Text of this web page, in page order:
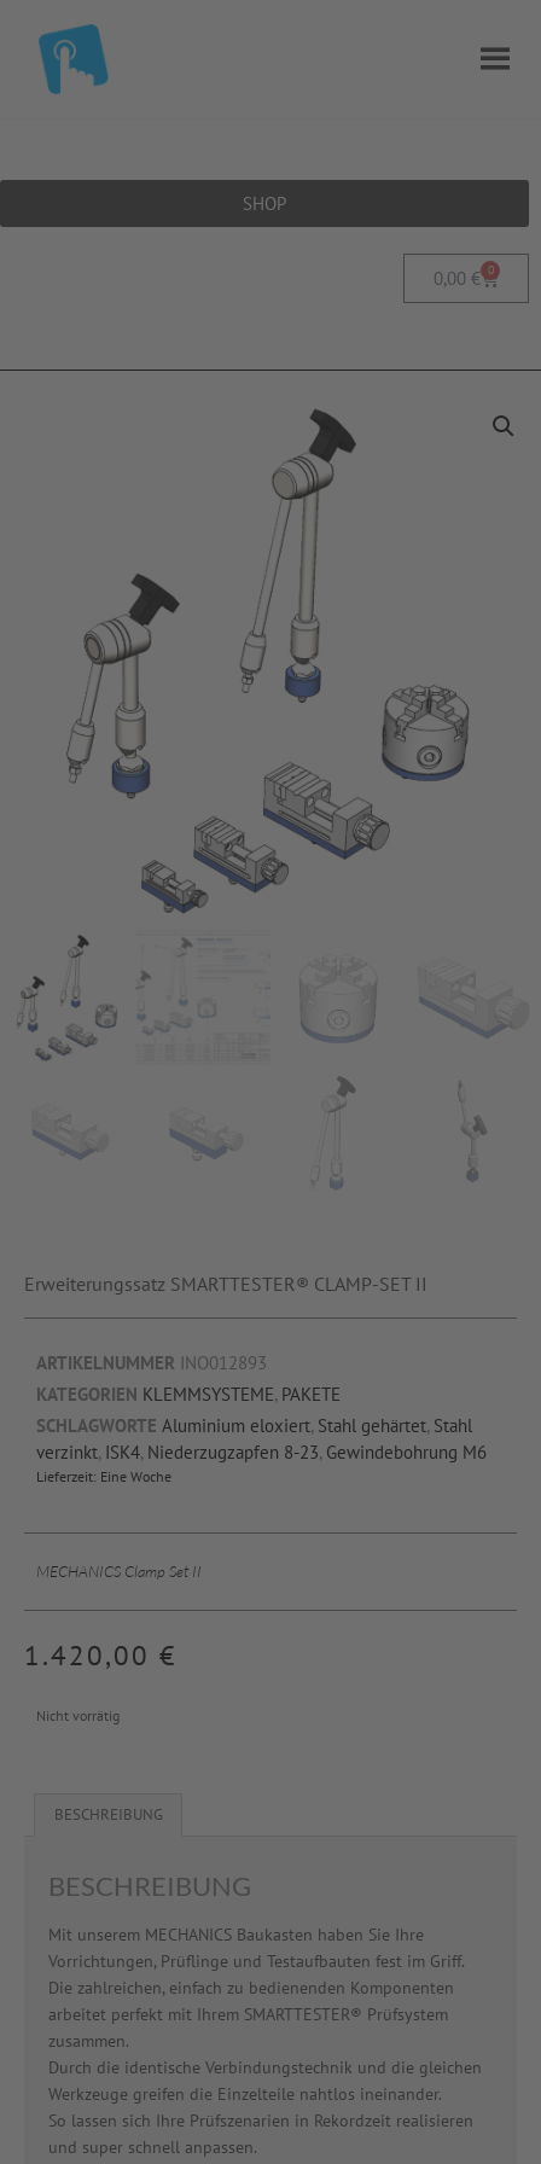
SHOP
0,00 € 0
Erweiterungssatz SMARTTESTER® CLAMP-SET II
ARTIKELNUMMER INO012893
KATEGORIEN KLEMMSYSTEME, PAKETE
SCHLAGWORTE Aluminium eloxiert, Stahl gehärtet, Stahl
verzinkt, ISK4, Niederzugzapfen 8-23, Gewindebohrung M6
Lieferzeit: Eine Woche
MECHANICS Clamp Set II
1.420,00 €
Nicht vorrätig
BESCHREIBUNG
BESCHREIBUNG
Mit unserem MECHANICS Baukasten haben Sie Ihre
Vorrichtungen, Prüflinge und Testaufbauten fest im Griff.
Die zahlreichen, einfach zu bedienenden Komponenten
arbeitet perfekt mit Ihrem SMARTTESTER® Prüfsystem
zusammen.
Durch die identische Verbindungstechnik und die gleichen
Werkzeuge greifen die Einzelteile nahtlos ineinander.
So lassen sich Ihre Prüfszenarien in Rekordzeit realisieren
und super schnell anpassen.